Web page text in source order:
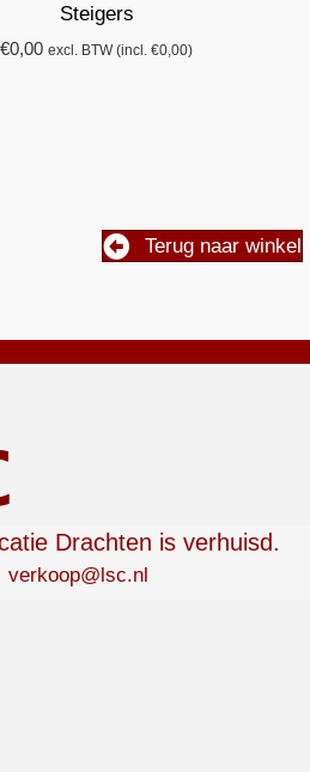
Steigers
€0,00 excl. BTW (incl.€0,00)
Terug naar winkel
Drachten is verhuisd.
verkoop@lsc.nl